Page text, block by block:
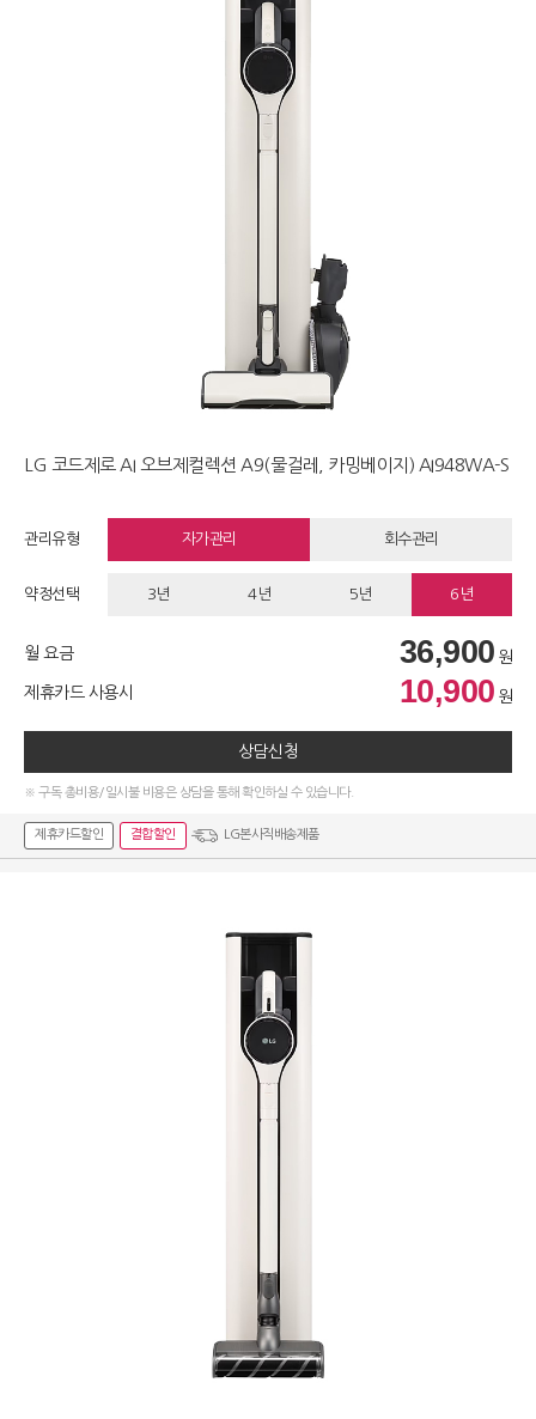
LG 코드제로 AI 오브제컬렉션 A9(물걸레, 카밍베이지) AI948WA-S
관리유형 자가관리 회수관리
약정선택 3년 4년 5년 6년
월 요금 36,900 원
제휴카드 사용시 10,900 원
상담신청
※ 구독 총비용/일시불 비용은 상담을 통해 확인하실 수 있습니다.
제휴카드할인 결합할인 LG본사직배송제품